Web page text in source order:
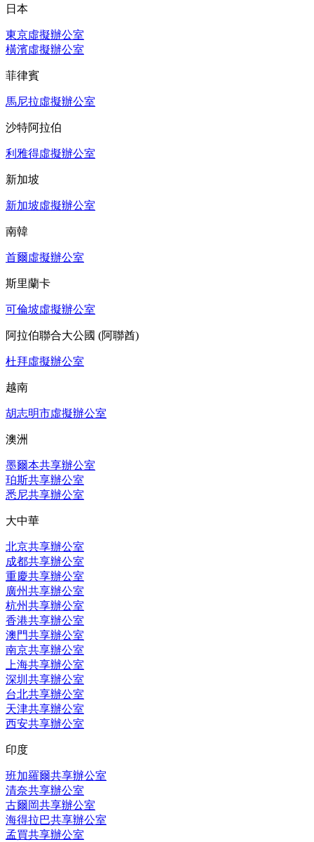
日本
東京虛擬辦公室
橫濱虛擬辦公室
菲律賓
馬尼拉虛擬辦公室
沙特阿拉伯
利雅得虛擬辦公室
新加坡
新加坡虛擬辦公室
南韓
首爾虛擬辦公室
斯里蘭卡
可倫坡虛擬辦公室
阿拉伯聯合大公國 (阿聯酋)
杜拜虛擬辦公室
越南
胡志明市虛擬辦公室
澳洲
墨爾本共享辦公室
珀斯共享辦公室
悉尼共享辦公室
大中華
北京共享辦公室
成都共享辦公室
重慶共享辦公室
廣州共享辦公室
杭州共享辦公室
香港共享辦公室
澳門共享辦公室
南京共享辦公室
上海共享辦公室
深圳共享辦公室
台北共享辦公室
天津共享辦公室
西安共享辦公室
印度
班加羅爾共享辦公室
清奈共享辦公室
古爾岡共享辦公室
海得拉巴共享辦公室
孟買共享辦公室